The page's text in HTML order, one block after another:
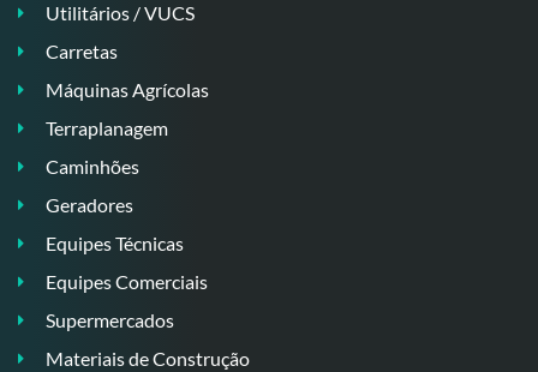
Utilitários / VUCS
Carretas
Máquinas Agrícolas
Terraplanagem
Caminhões
Geradores
Equipes Técnicas
Equipes Comerciais
Supermercados
Materiais de Construção